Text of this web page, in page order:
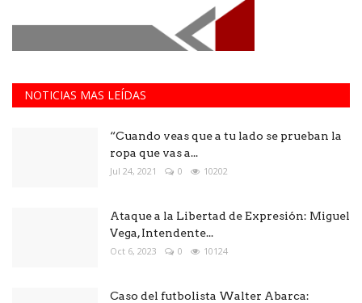
NOTICIAS MAS LEÍDAS
“Cuando veas que a tu lado se prueban la
ropa que vas a...
Jul 24, 2021 0 10202
Ataque a la Libertad de Expresión: Miguel
Vega, Intendente...
Oct 6, 2023 0 10124
Caso del futbolista Walter Abarca: